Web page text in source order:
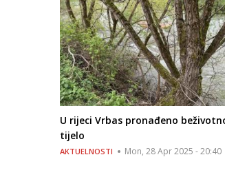
U rijeci Vrbas pronađeno
tijelo
AKTUELNOSTI Mon, 28 Apr 2025 - 20:40